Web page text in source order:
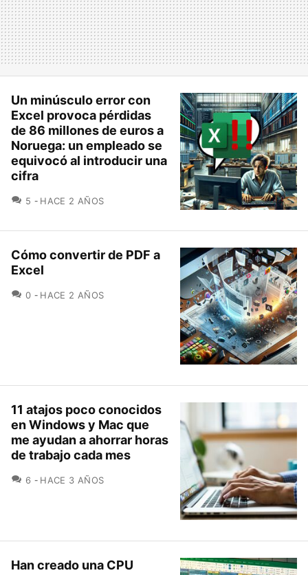
Un minúsculo error con
Excel provoca pérdidas
de 86 millones de euros a
Noruega: un empleado se
equivocó al introducir una
cifra
5 COMENTARIOS
HACE 2 AÑOS
Cómo convertir de PDF a
Excel
0 COMENTARIOS
HACE 2 AÑOS
11 atajos poco conocidos
en Windows y Mac que
me ayudan a ahorrar horas
de trabajo cada mes
6 COMENTARIOS
HACE 3 AÑOS
Han creado una CPU